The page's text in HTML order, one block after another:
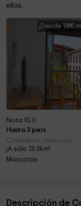
ellos.
¡Desde 18€
Nota 10.0
Hasta 3 pers.
Colombres (Asturias)
¡A sólo 13.3km!
Mascotas
Descripción de